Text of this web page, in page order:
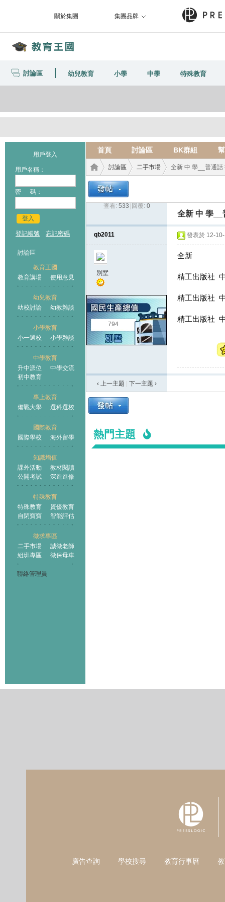
關於集團 集團品牌
討論區 幼兒教育 小學 中學 特殊教育
用戶登入
用戶名稱：
密 碼：
登入
登記帳號 忘記密碼
討論區
教育王國
教育講場
使用意見
幼兒教育
幼校討論
幼教雜談
小學教育
小一選校
小學雜談
中學教育
升中派位
中學交流
初中教育
專上教育
備戰大學
選科選校
國際教育
國際學校
海外留學
知識增值
課外活動
教材閱讀
公開考試
深造進修
特殊教育
特殊教育
資優教育
自閉寶寶
智能評估
徵求專區
二手市場
誠徵老師
組班專區
徵保母車
聯絡管理員
首頁 討論區 BK群組
王國
討論區
›
二手市場 全新 中 學__普通話
查看: 533 回覆: 0
全新 中 學__
qb2011
別墅
794
發表於 12-
全新
精工出版社
精工出版社
精工出版社
‹ 上一主題 下一主題 ›
熱門主題
廣告查詢 學校搜尋 教育行事曆